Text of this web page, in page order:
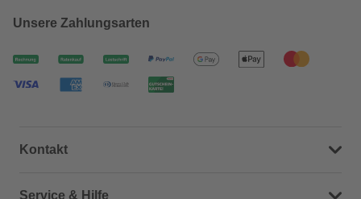
Unsere Zahlungsarten
Kontakt
Dein Kontakt zu uns
Service & Hilfe